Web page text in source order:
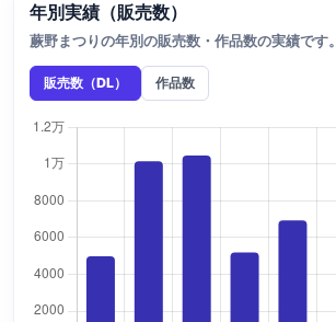
年別実績（販売数）
蕨野まつりの年別の販売数・作品数の実績です。
販売数（DL） 作品数